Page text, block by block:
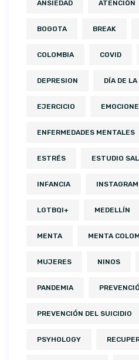
ANSIEDAD ATENCIÓN
BOGOTA BREAK
COLOMBIA COVID
DEPRESION DÍA DE
EJERCICIO
ENFERMEDADES MENTALES
ESTRÉS ESTUDIO
INFANCIA INSTAGRAM
LGTBQI+ MEDELLÍN
MENTA MENTA
MUJERES NINOS
PANDEMIA
PREVENCIÓN DEL SUICIDIO
PSYHOLOGY